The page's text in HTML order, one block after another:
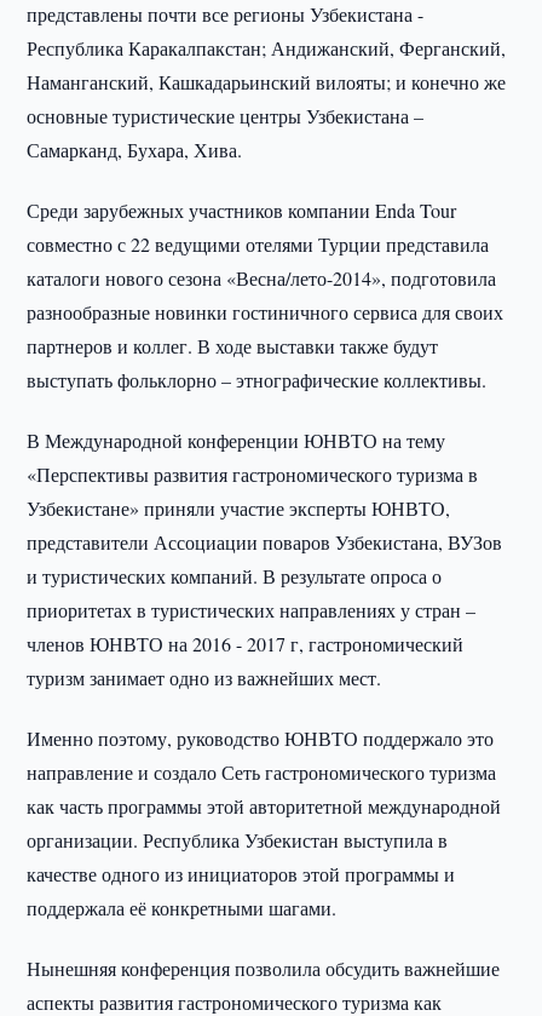
представлены почти все регионы Узбекистана -
Республика Каракалпакстан; Андижанский, Ферганский,
Наманганский, Кашкадарьинский вилояты; и конечно же
основные туристические центры Узбекистана –
Самарканд, Бухара, Хива.
Среди зарубежных участников компании Enda Tour
совместно с 22 ведущими отелями Турции представила
каталоги нового сезона «Весна/лето-2014», подготовила
разнообразные новинки гостиничного сервиса для своих
партнеров и коллег. В ходе выставки также будут
выступать фольклорно – этнографические коллективы.
В Международной конференции ЮНВТО на тему
«Перспективы развития гастрономического туризма в
Узбекистане» приняли участие эксперты ЮНВТО,
представители Ассоциации поваров Узбекистана, ВУЗов
и туристических компаний. В результате опроса о
приоритетах в туристических направлениях у стран –
членов ЮНВТО на 2016 - 2017 г, гастрономический
туризм занимает одно из важнейших мест.
Именно поэтому, руководство ЮНВТО поддержало это
направление и создало Сеть гастрономического туризма
как часть программы этой авторитетной международной
организации. Республика Узбекистан выступила в
качестве одного из инициаторов этой программы и
поддержала её конкретными шагами.
Нынешняя конференция позволила обсудить важнейшие
аспекты развития гастрономического туризма как